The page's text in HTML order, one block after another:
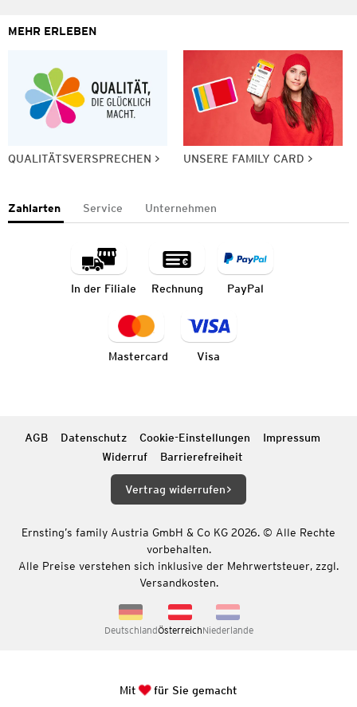
MEHR ERLEBEN
QUALITÄTSVERSPRECHEN UNSERE FAMILY CARD
Zahlarten Service Unternehmen
In der Filiale Rechnung PayPal
Mastercard Visa
AGB Datenschutz Cookie-Einstellungen
Impressum
Widerruf
Barrierefreiheit
Vertrag widerrufen
Ernsting’s family Austria GmbH & Co KG 2026. © Alle Rechte
vorbehalten.
Alle Preise verstehen sich inklusive der Mehrwertsteuer, zzgl.
Versandkosten.
DeutschlandÖsterreichNiederlande
Mit für Sie gemacht